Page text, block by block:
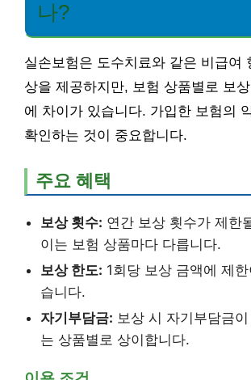
나?
실손보험은 도수치료와 같은 비급여
상을 제공하지만, 보험 상품별로 보
에 차이가 있습니다. 가입한 보험의
확인하는 것이 중요합니다.
주요 혜택
보상 횟수: 연간 보상 횟수가 제한
이는 보험 상품마다 다릅니다.
보상 한도: 1회당 보상 금액에 제
습니다.
자기부담금: 보상 시 자기부담금
는 상품별로 상이합니다.